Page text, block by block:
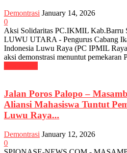
Demontrasi January 14, 2026
0
Aksi Solidaritas PC.IKMIL
LUWU UTARA - Pengurus Cabang
Indonesia Luwu Raya (PC IPMIL
aksi demonstrasi menuntut pemekaran
Jalan Poros Palopo –
Aliansi Mahasiswa Tuntut
Luwu Raya...
Demontrasi January 12, 2026
0